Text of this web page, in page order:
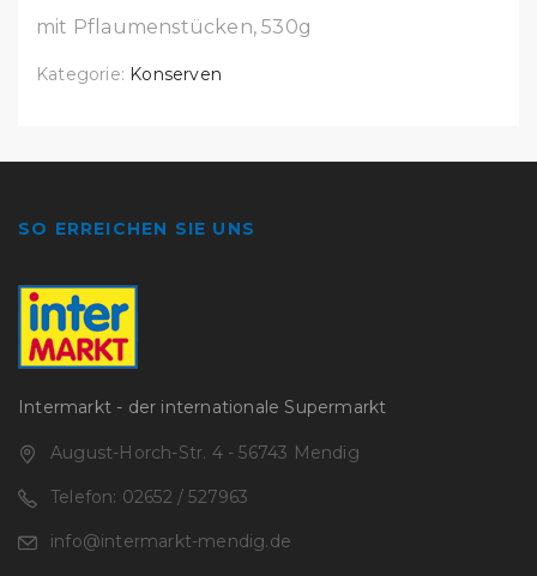
mit Pflaumenstücken, 530g
Kategorie: Konserven
SO ERREICHEN SIE UNS
Intermarkt - der internationale Supermarkt
August-Horch-Str. 4 - 56743 Mendig
Telefon: 02652 / 527963
info@intermarkt-mendig.de